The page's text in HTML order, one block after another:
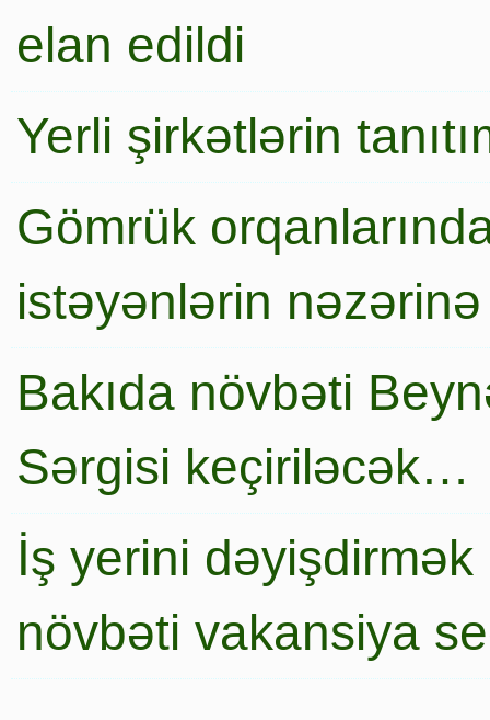
elan edildi
Yerli şirkətlərin
Gömrük
istəyənlərin nəzərinə
Bakıda növbəti
Sərgisi keçiriləcək…
İş yerini
növbəti vakansiya